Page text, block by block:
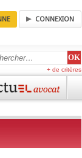
CONNEXION
+ de critères